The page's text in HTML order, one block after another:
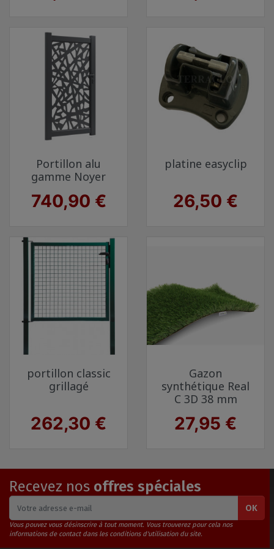
Portillon alu
gamme Noyer
Prix
740,90 €
platine easyclip
Prix
26,50 €
portillon classic
grillagé
Prix
262,30 €
Gazon
synthétique Real
C 3D 38 mm
Prix
27,95 €
Recevez nos offres spéciales
OK
Vous pouvez vous désinscrire à tout moment. Vous trouverez pour cela nos
informations de contact dans les conditions d'utilisation du site.